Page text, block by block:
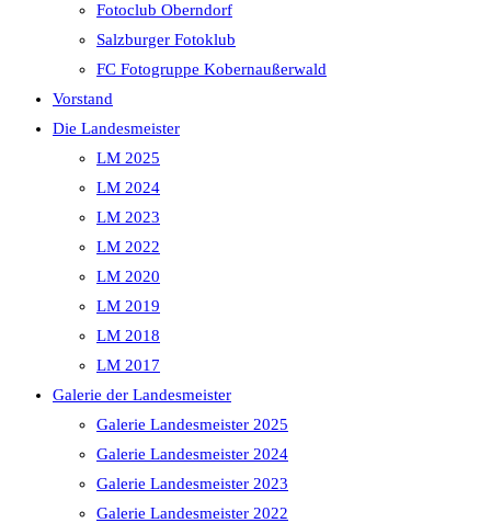
Fotoclub Oberndorf
Salzburger Fotoklub
FC Fotogruppe Kobernaußerwald
Vorstand
Die Landesmeister
LM 2025
LM 2024
LM 2023
LM 2022
LM 2020
LM 2019
LM 2018
LM 2017
Galerie der Landesmeister
Galerie Landesmeister 2025
Galerie Landesmeister 2024
Galerie Landesmeister 2023
Galerie Landesmeister 2022